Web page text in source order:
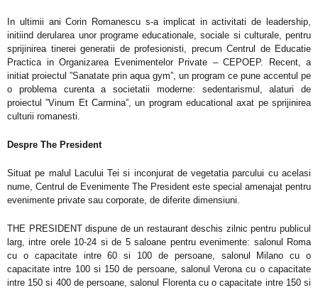
In ultimii ani Corin Romanescu s-a implicat in activitati de leadership,
initiind derularea unor programe educationale, sociale si culturale, pentru
sprijinirea tinerei generatii de profesionisti, precum Centrul de Educatie
Practica in Organizarea Evenimentelor Private – CEPOEP. Recent, a
initiat proiectul ”Sanatate prin aqua gym”, un program ce pune accentul pe
o problema curenta a societatii moderne: sedentarismul, alaturi de
proiectul ”Vinum Et Carmina”, un program educational axat pe sprijinirea
culturii romanesti.
Despre The President
Situat pe malul Lacului Tei si inconjurat de vegetatia parcului cu acelasi
nume, Centrul de Evenimente The President este special amenajat pentru
evenimente private sau corporate, de diferite dimensiuni.
THE PRESIDENTdispune de un restaurant deschis zilnic pentru publicul
larg, intre orele 10-24 si de 5 saloane pentru evenimente: salonul Roma
cu o capacitate intre 60 si 100 de persoane, salonul Milano cu o
capacitateintre 100 si 150 de persoane, salonul Verona cu o capacitate
intre 150si 400 de persoane, salonul Florentacu o capacitate intre 150si